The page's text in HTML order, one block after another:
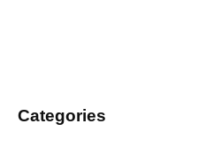
Categories